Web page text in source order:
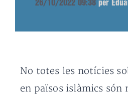
26/10/2022 09:38 per
No totes les notícies
en països islàmics són